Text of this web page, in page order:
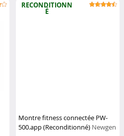
RECONDITIONN
É
Montre fitness connectée PW-
500.app (Reconditionné) Newgen